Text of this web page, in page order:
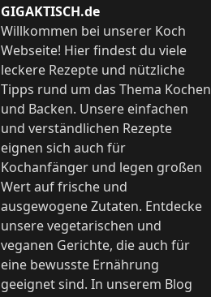
GIGAKTISCH.de
Willkommen bei unserer Koch
Webseite! Hier findest du viele
leckere Rezepte und nützliche
Tipps rund um das Thema Kochen
und Backen. Unsere einfachen
und verständlichen Rezepte
eignen sich auch für
Kochanfänger und legen großen
Wert auf frische und
ausgewogene Zutaten. Entdecke
unsere vegetarischen und
veganen Gerichte, die auch für
eine bewusste Ernährung
geeignet sind. In unserem Blog